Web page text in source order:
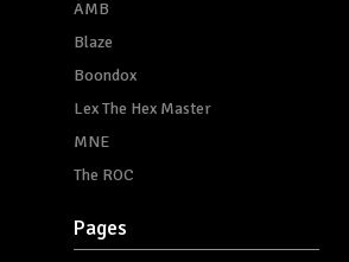
AMB
Blaze
Boondox
Lex The Hex Master
MNE
The ROC
Pages